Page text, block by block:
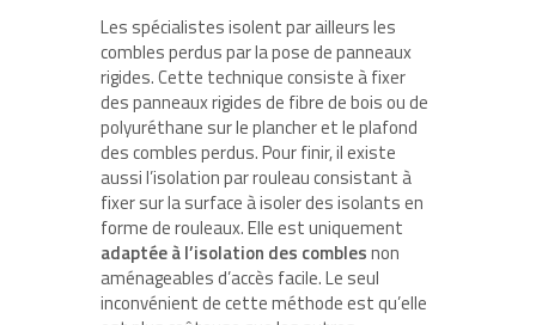
Les spécialistes isolent par ailleurs les
combles perdus par la pose de panneaux
rigides. Cette technique consiste à fixer
des panneaux rigides de fibre de bois ou de
polyuréthane sur le plancher et le plafond
des combles perdus. Pour finir, il existe
aussi l’isolation par rouleau consistant à
fixer sur la surface à isoler des isolants en
forme de rouleaux. Elle est uniquement
adaptée à l’isolation des comblesnon
aménageables d’accès facile. Le seul
inconvénient de cette méthode est qu’elle